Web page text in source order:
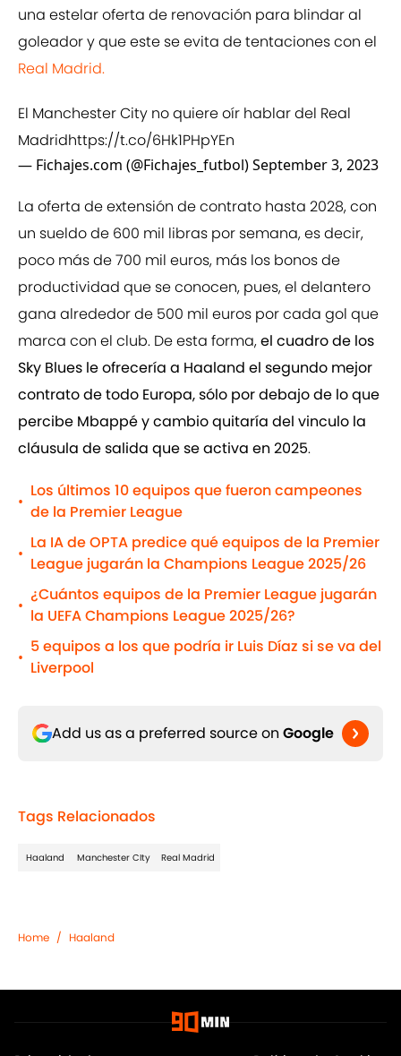
una estelar oferta de renovación para blindar al
goleador y que este se evita de tentaciones con el
Real Madrid.
El Manchester City no quiere oír hablar del Real
Madridhttps://t.co/6Hk1PHpYEn
— Fichajes.com (@Fichajes_futbol)September 3, 2023
La oferta de extensión de contrato hasta 2028, con
un sueldo de 600 mil libras por semana, es decir,
poco más de 700 mil euros, más los bonos de
productividad que se conocen, pues, el delantero
gana alrededor de 500 mil euros por cada gol que
marca con el club. De esta forma,el cuadro de los
Sky Blues le ofrecería a Haaland el segundo mejor
contrato de todo Europa, sólo por debajo de lo que
percibe Mbappé y cambio quitaría del vinculo la
cláusula de salida que se activa en 2025.
•
Los últimos 10 equipos que fueron campeones
de la Premier League
•
La IA de OPTA predice qué equipos de la Premier
League jugarán la Champions League 2025/26
•
¿Cuántos equipos de la Premier League jugarán
la UEFA Champions League 2025/26?
•
5 equipos a los que podría ir Luis Díaz si se va del
Liverpool
Add us as a preferred source on Google
Tags Relacionados
Haaland Manchester CIty Real Madrid
Home / Haaland